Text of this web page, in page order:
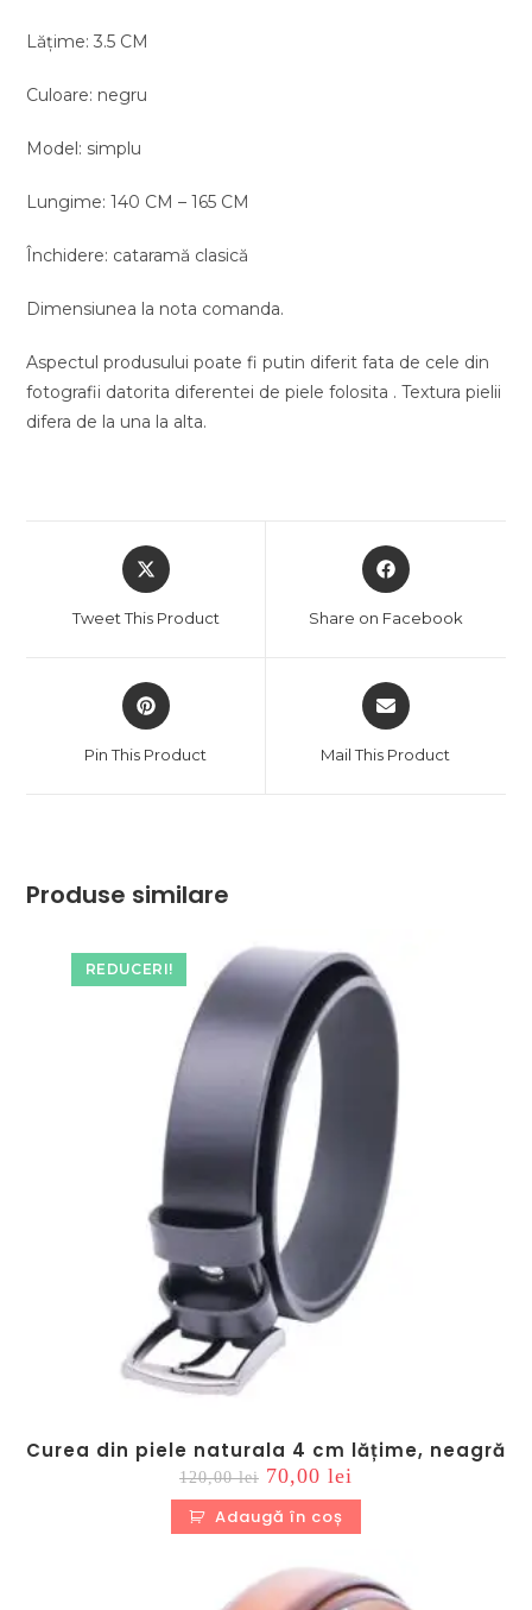
Lățime: 3.5 CM
Culoare: negru
Model: simplu
Lungime: 140 CM – 165 CM
Închidere: cataramă clasică
Dimensiunea la nota comanda.
Aspectul produsului poate fi putin diferit fata de cele din
fotografii datorita diferentei de piele folosita . Textura pielii
difera de la una la alta.
Opens
in
new
Tweet This Product
Opens
in
new
Share on Facebook
Opens
in
new
Pin This Product
Opens
in
new
Mail This Product
Produse similare
REDUCERI!
Curea din piele naturala 4 cm lățime, neagră
120,00lei Prețul
inițial
a
fost:
120,00 lei.
70,00 lei
este:
Adaugă în coș